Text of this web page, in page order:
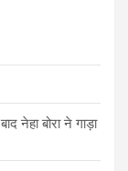
नेहा बोरा ने गाड़ा